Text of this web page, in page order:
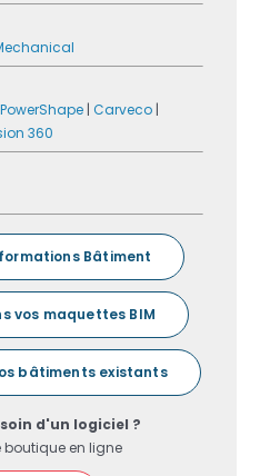
PowerShape | Carveco |
360
Bâtiment
vos maquettes BIM
bâtiments existants
d'un logiciel ?
boutique en ligne